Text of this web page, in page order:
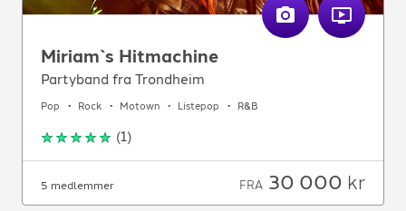
Miriam`s Hitmachine
Partyband fra Trondheim
Pop Rock Motown Listepop R&B
(1)
5 medlemmer FRA 30 000 kr